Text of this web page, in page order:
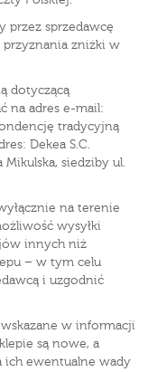
przez sprzedawcę
przyznania zniżki w
dotyczącą
na adres e-mail:
tradycyjną
Dekea S.C.
Mikulska, siedziby ul.
na terenie
wysyłki
innych niż
– w tym celu
i uzgodnić
w informacji
są nowe, a
ewentualne wady